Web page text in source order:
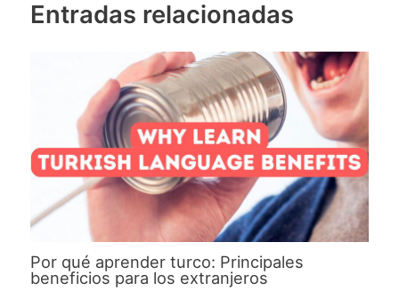
Entradas relacionadas
Por qué aprender turco: Principales
beneficios para los extranjeros